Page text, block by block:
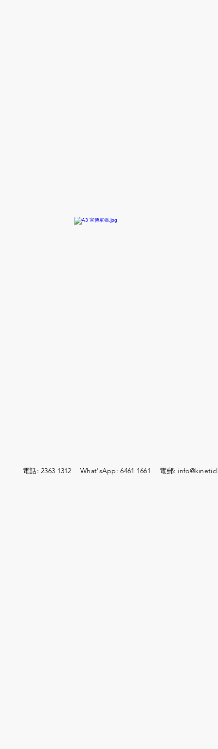
電話: 2363 1312 What'sApp: 6461 1661 電郵: